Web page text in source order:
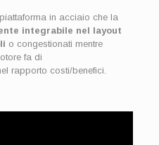
in acciaio che la
integrabile nel layout
o congestionati mentre
fa di
rapporto costi/benefici.